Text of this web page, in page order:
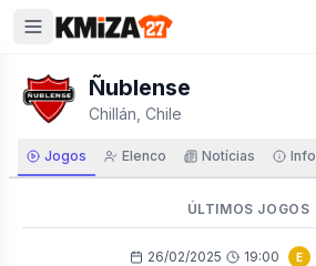
Ñublense
Chillán, Chile
Jogos Elenco Notícias Info
ÚLTIMOS JOGOS
26/02/2025 19:00 E